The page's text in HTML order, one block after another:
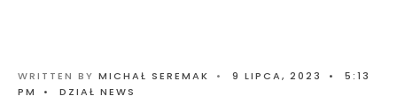
WRITTEN BY MICHAŁ SEREMAK • 9 LIPCA, 2023 •
5:13
PM
• DZIAŁ NEWS